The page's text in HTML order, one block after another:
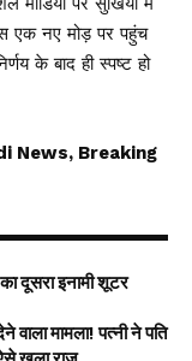
एक नए मोड़ पर पहुंच
के बाद ही स्पष्ट हो
News, Breaking
इनामी शूटर
मामला! पत्नी ने पति